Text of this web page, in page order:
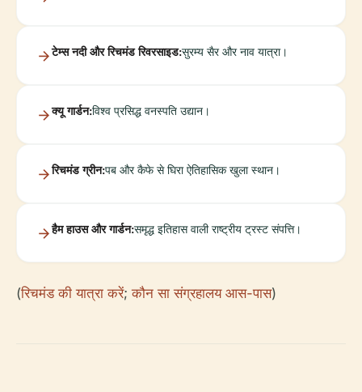
टेम्स नदी और रिचमंड रिवरसाइड:सुरम्य सैर और नाव यात्रा।
क्यू गार्डन:विश्व प्रसिद्ध वनस्पति उद्यान।
रिचमंड ग्रीन:पब और कैफे से घिरा ऐतिहासिक खुला स्थान।
हैम हाउस और गार्डन:समृद्ध इतिहास वाली राष्ट्रीय ट्रस्ट संपत्ति।
(रिचमंड की यात्रा करें;कौन सा संग्रहालय आस-पास)